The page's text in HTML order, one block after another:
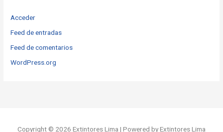
Acceder
Feed de entradas
Feed de comentarios
WordPress.org
Copyright © 2026 Extintores Lima | Powered by Extintores Lima